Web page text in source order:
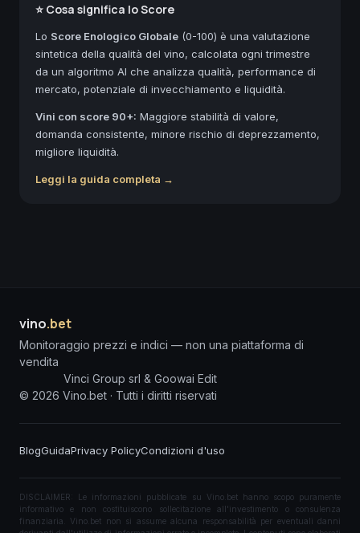
⭐ Cosa significa lo Score
Lo Score Enologico Globale (0-100) è una valutazione
sintetica della qualità del vino, calcolata ogni trimestre
da un algoritmo AI che analizza qualità, performance di
mercato, potenziale di invecchiamento e liquidità.
Vini con score 90+: Maggiore stabilità di valore,
domanda consistente, minore rischio di deprezzamento,
migliore liquidità.
Leggi la guida completa →
vino.bet
Monitoraggio prezzi e indici — non una piattaforma di
vendita
Vinci Group srl & Goowai Edit
© 2026 Vino.bet · Tutti i diritti riservati
BlogGuidaPrivacy PolicyCondizioni d'uso
DISCLAIMER: Le informazioni pubblicate su Vino.bet hanno scopo puramente
informativo e non costituiscono sollecitazione all'investimento o consulenza
finanziaria. Vino.bet non si assume alcuna responsabilità per eventuali danni